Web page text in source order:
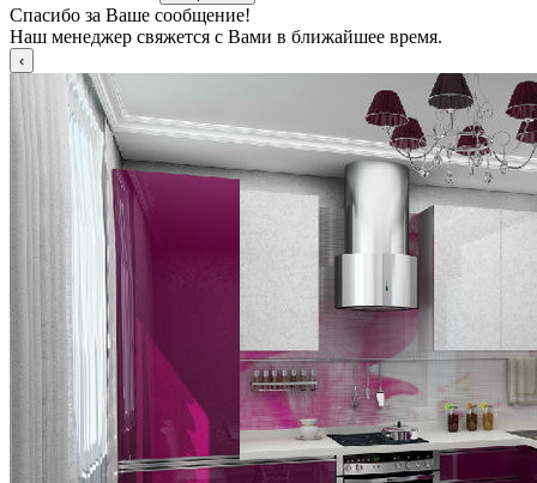
Спасибо за Ваше сообщение!
Наш менеджер свяжется с Вами в ближайшее время.